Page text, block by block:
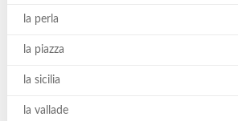
la perla
la piazza
la sicilia
la vallade